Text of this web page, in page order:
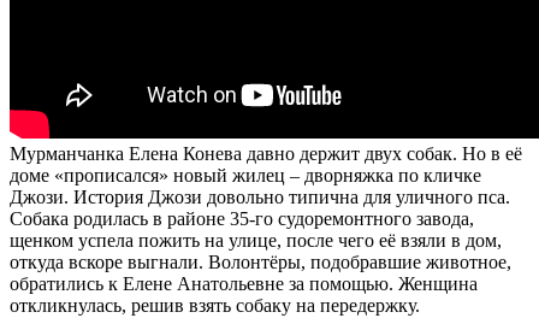
Мурманчанка Елена Конева давно держит двух собак. Но в её
доме «прописался» новый жилец – дворняжка по кличке
Джози. История Джози довольно типична для уличного пса.
Собака родилась в районе 35-го судоремонтного завода,
щенком успела пожить на улице, после чего её взяли в дом,
откуда вскоре выгнали. Волонтёры, подобравшие животное,
обратились к Елене Анатольевне за помощью. Женщина
откликнулась, решив взять собаку на передержку.